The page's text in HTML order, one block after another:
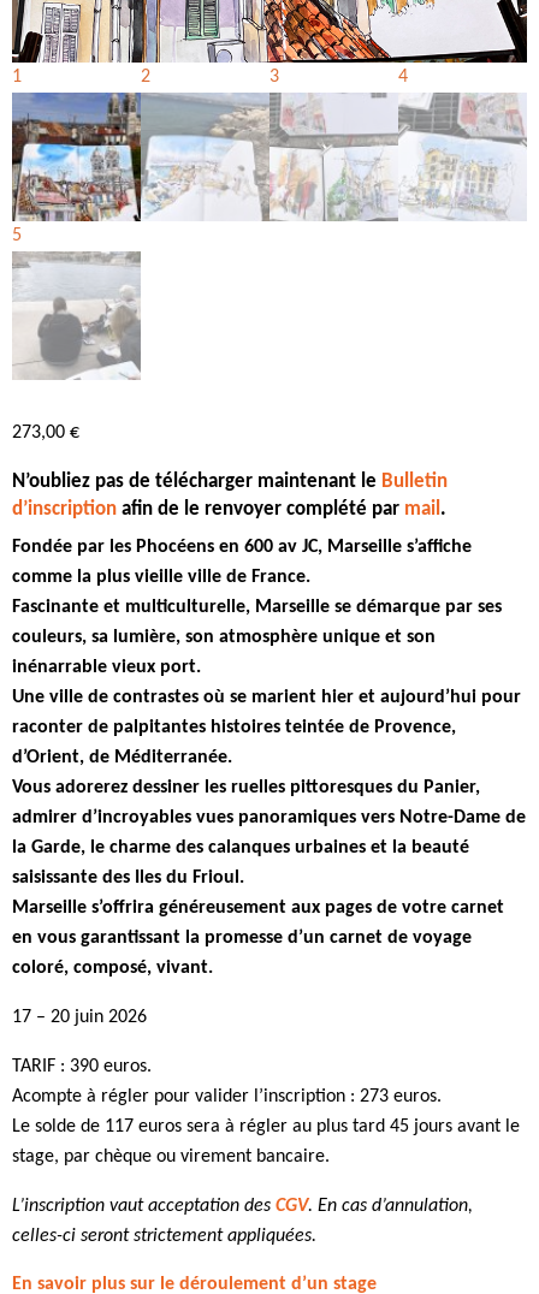
273,00 €
N’oubliez pas de télécharger maintenant le Bulletin
d’inscription afin de le renvoyer complété par mail .
Fondée par les Phocéens en 600 av JC, Marseille s’affiche
comme la plus vieille ville de France.
Fascinante et multiculturelle, Marseille se démarque par ses
couleurs, sa lumière, son atmosphère unique et son
inénarrable vieux port.
Une ville de contrastes où se marient hier et aujourd’hui pour
raconter de palpitantes histoires teintée de Provence,
d’Orient, de Méditerranée.
Vous adorerez dessiner les ruelles pittoresques du Panier,
admirer d’incroyables vues panoramiques vers Notre-Dame de
la Garde, le charme des calanques urbaines et la beauté
saisissante des Iles du Frioul.
Marseille s’offrira généreusement aux pages de votre carnet
en vous garantissant la promesse d’un carnet de voyage
coloré, composé, vivant.
17 – 20 juin 2026
TARIF : 390 euros.
Acompte à régler pour valider l’inscription : 273 euros.
Le solde de 117 euros sera à régler au plus tard 45 jours avant le
stage, par chèque ou virement bancaire.
L’inscription vaut acceptation des CGV. En cas d’annulation,
celles-ci seront strictement appliquées.
En savoir plus sur le déroulement d’un stage